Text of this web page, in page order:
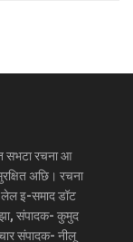
सभटा रचना आ
अछि। रचना
इ-समाद डॉट
संपादक- कुमुद
संपादक- नीलू